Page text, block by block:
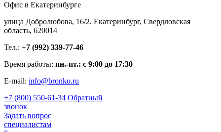
Офис в Екатеринбурге
улица Добролюбова, 16/2, Екатеринбург, Свердловская
область, 620014
Тел.: +7 (992) 339-77-46
Время работы: пн.-пт.: с 9:00 до 17:30
E-mail: info@bronko.ru
+7 (800) 550-61-34 Обратный
звонок
Задать вопрос
специалистам